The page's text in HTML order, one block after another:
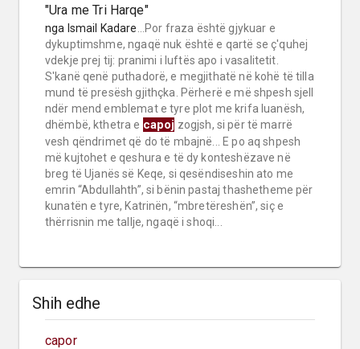
"Ura me Tri Harqe"
nga Ismail Kadare ...Por fraza është gjykuar e
dykuptimshme, ngaqë nuk është e qartë se ç'quhej
vdekje prej tij: pranimi i luftës apo i vasalitetit.
S'kanë qenë puthadorë, e megjithatë në kohë të tilla
mund të presësh gjithçka. Përherë e më shpesh sjell
ndër mend emblemat e tyre plot me krifa luanësh,
dhëmbë, kthetra e capoj zogjsh, si për të marrë
vesh qëndrimet që do të mbajnë... E po aq shpesh
më kujtohet e qeshura e të dy konteshëzave në
breg të Ujanës së Keqe, si qesëndiseshin ato me
emrin “Abdullahth”, si bënin pastaj thashetheme për
kunatën e tyre, Katrinën, “mbretëreshën”, siç e
thërrisnin me tallje, ngaqë i shoqi...
Shih edhe
capor